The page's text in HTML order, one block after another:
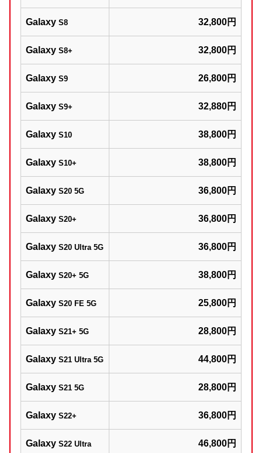
Galaxy S8 32,800円
Galaxy S8+ 32,800円
Galaxy S9 26,800円
Galaxy S9+ 32,880円
Galaxy S10 38,800円
Galaxy S10+ 38,800円
Galaxy S20 5G 36,800円
Galaxy S20+ 36,800円
Galaxy S20 Ultra 5G 36,800円
Galaxy S20+ 5G 38,800円
Galaxy S20 FE 5G 25,800円
Galaxy S21+ 5G 28,800円
Galaxy S21 Ultra 5G 44,800円
Galaxy S21 5G 28,800円
Galaxy S22+ 36,800円
Galaxy S22 Ultra 46,800円